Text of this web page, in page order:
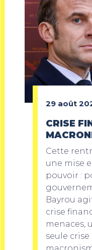
29 août
CRISE
Cette
une mise
pouvoir :
Bayrou
crise
menaces,
seule crise